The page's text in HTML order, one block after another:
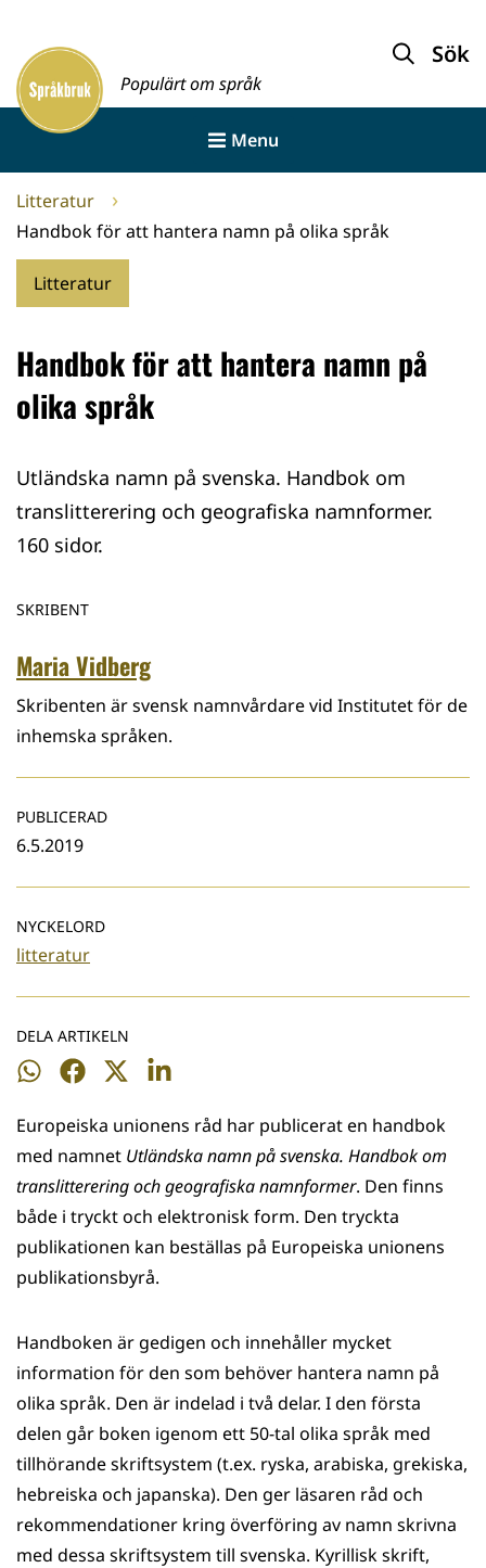
innehållet
Framsida
Populärt om språk
Sök
Menu
Litteratur
Handbok för att hantera namn på olika språk
Litteratur
Handbok för att hantera namn på
olika språk
Utländska namn på svenska. Handbok om
translitterering och geografiska namnformer.
160 sidor.
SKRIBENT
Maria Vidberg
Skribenten är svensk namnvårdare vid Institutet för de
inhemska språken.
PUBLICERAD
6.5.2019
NYCKELORD
litteratur
DELA ARTIKELN
Dela
WhatsApp
Dela
Facebook
Dela
Twitter
Dela
LinkedIn
Europeiska unionens råd har publicerat en handbok
med namnet Utländska namn på svenska. Handbok om
translitterering och geografiska namnformer. Den finns
både i tryckt och elektronisk form. Den tryckta
publikationen kan beställas på Europeiska unionens
publikationsbyrå.
Handboken är gedigen och innehåller mycket
information för den som behöver hantera namn på
olika språk. Den är indelad i två delar. I den första
delen går boken igenom ett 50-tal olika språk med
tillhörande skriftsystem (t.ex. ryska, arabiska, grekiska,
hebreiska och japanska). Den ger läsaren råd och
rekommendationer kring överföring av namn skrivna
med dessa skriftsystem till svenska. Kyrillisk skrift,